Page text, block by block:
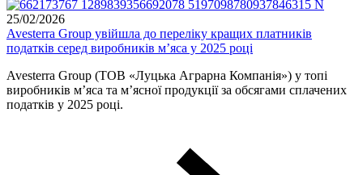
25/02/2026
Avesterra Group увійшла до переліку кращих платників
податків серед виробників м’яса у 2025 році
Avesterra Group (ТОВ «Луцька Аграрна Компанія») у топі
виробників м’яса та м’ясної продукції за обсягами сплачених
податків у 2025 році.